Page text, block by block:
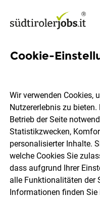
Lageder Bau GmbH
Barbian Vollzeit
Cookie-
Wir verwenden Cookies,
Nutzererlebnis zu
Betrieb der Seite
Statistikzwecken,
personalisierter Inhalte.
welche Cookies Sie
dass aufgrund Ihrer
alle Funktionalitäten der
Informationen finden Sie